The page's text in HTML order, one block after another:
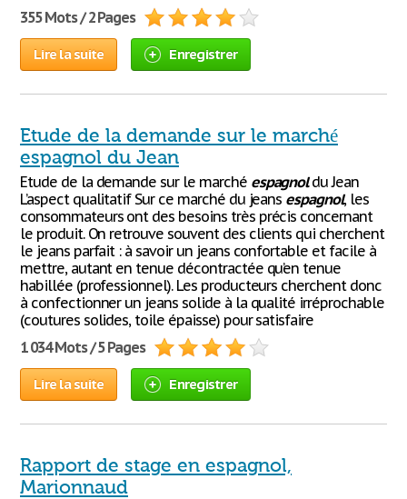
355 Mots / 2 Pages
Lire la suite Enregistrer
Etude de la demande sur le marché
espagnol du Jean
Etude de la demande sur le marché espagnoldu Jean
L’aspect qualitatif Sur ce marché du jeans espagnol, les
consommateurs ont des besoins très précis concernant
le produit. On retrouve souvent des clients qui cherchent
le jeans parfait : à savoir un jeans confortable et facile à
mettre, autant en tenue décontractée qu’en tenue
habillée (professionnel). Les producteurs cherchent donc
à confectionner un jeans solide à la qualité irréprochable
(coutures solides, toile épaisse) pour satisfaire
1 034 Mots / 5 Pages
Lire la suite Enregistrer
Rapport de stage en espagnol,
Marionnaud